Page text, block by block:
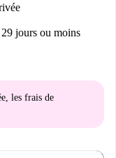
jours ou moins
les frais de